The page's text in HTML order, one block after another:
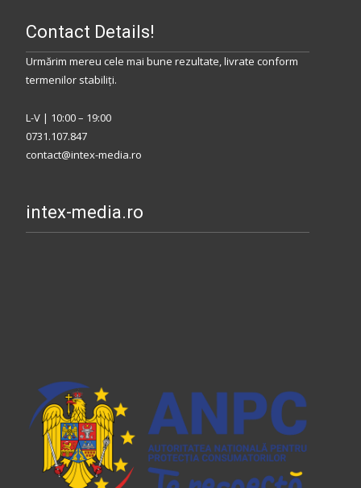
Contact Details!
Urmărim mereu cele mai bune rezultate, livrate conform
termenilor stabiliţi.
L-V | 10:00 – 19:00
0731.107.847
contact@intex-media.ro
intex-media.ro